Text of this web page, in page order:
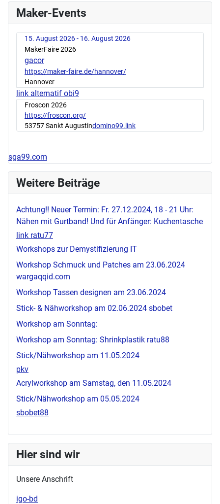
Maker-Events
15. August 2026 - 16. August 2026
MakerFaire 2026
gacor
https://maker-faire.de/hannover/
Hannover
link alternatif obi9
Froscon 2026
https://froscon.org/
53757 Sankt Augustindomino99.link
sga99.com
Weitere Beiträge
Achtung!! Neuer Termin: Fr. 27.12.2024, 18 - 21 Uhr:
Nähen mit Gurtband! Und für Anfänger: Kuchentasche
link ratu77
Workshops zur Demystifizierung IT
Workshop Schmuck und Patches am 23.06.2024
wargaqqid.com
Workshop Tassen designen am 23.06.2024
Stick- & Nähworkshop am 02.06.2024 sbobet
Workshop am Sonntag:
Workshop am Sonntag: Shrinkplastik ratu88
Stick/Nähworkshop am 11.05.2024
pkv
Acrylworkshop am Samstag, den 11.05.2024
Stick/Nähworkshop am 05.05.2024
sbobet88
Hier sind wir
Unsere Anschrift
igo-bd